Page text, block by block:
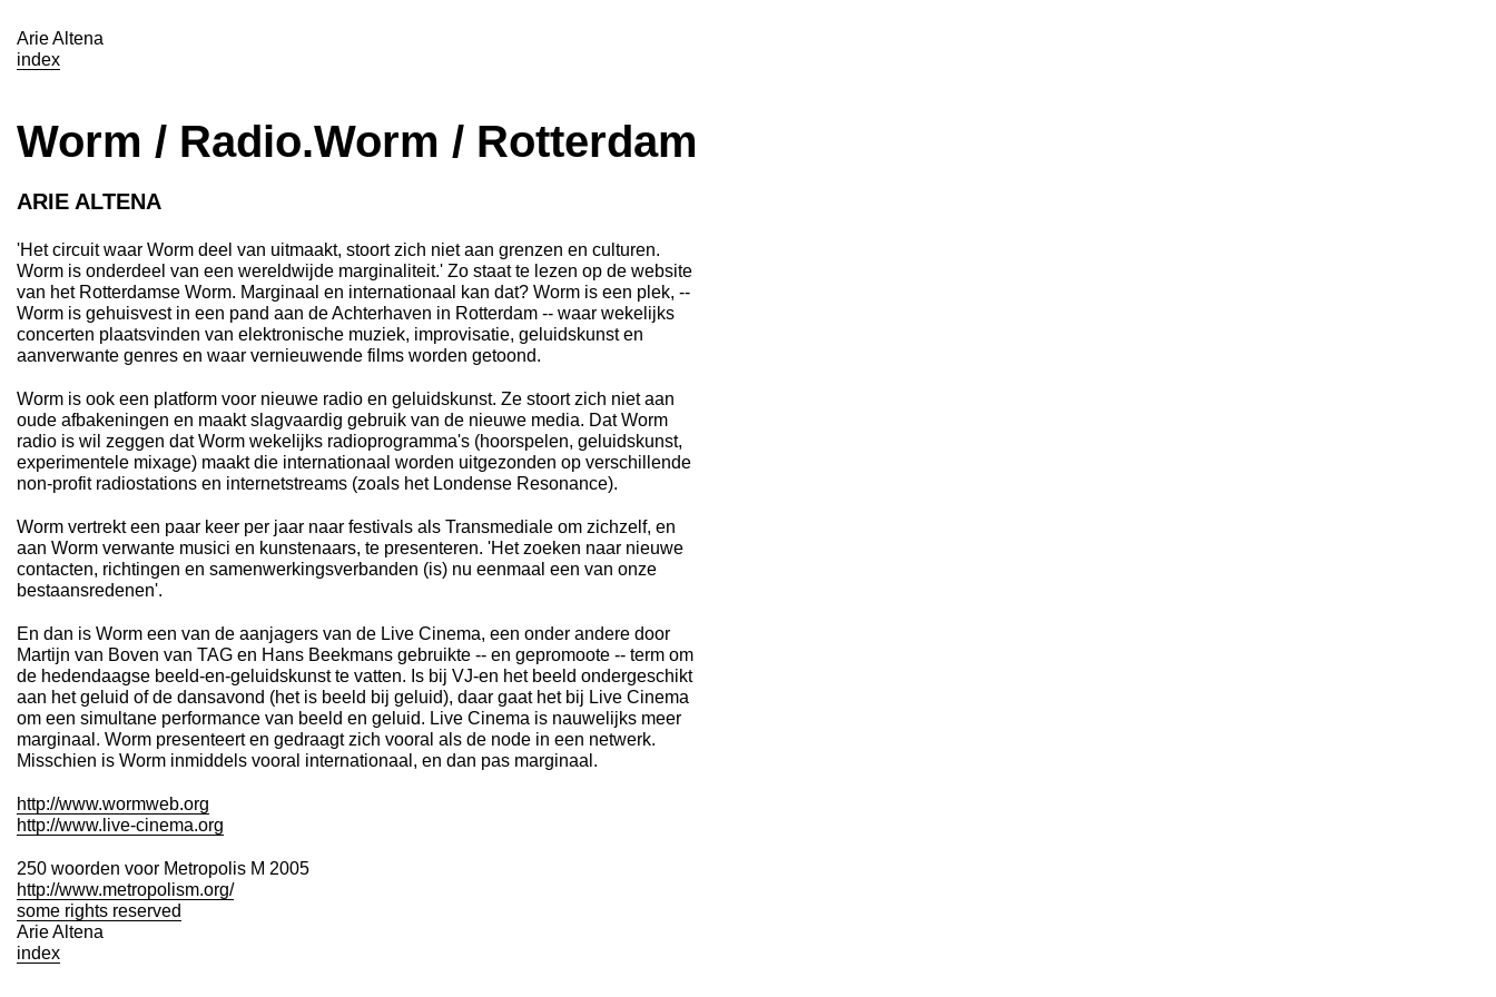
Arie Altena
index
Worm / Radio.Worm / Rotterdam
ARIE ALTENA
'Het circuit waar Worm deel van uitmaakt, stoort zich niet aan grenzen en culturen.
Worm is onderdeel van een wereldwijde marginaliteit.' Zo staat te lezen op de website
van het Rotterdamse Worm. Marginaal en internationaal kan dat? Worm is een plek, --
Worm is gehuisvest in een pand aan de Achterhaven in Rotterdam -- waar wekelijks
concerten plaatsvinden van elektronische muziek, improvisatie, geluidskunst en
aanverwante genres en waar vernieuwende films worden getoond.
Worm is ook een platform voor nieuwe radio en geluidskunst. Ze stoort zich niet aan
oude afbakeningen en maakt slagvaardig gebruik van de nieuwe media. Dat Worm
radio is wil zeggen dat Worm wekelijks radioprogramma's (hoorspelen, geluidskunst,
experimentele mixage) maakt die internationaal worden uitgezonden op verschillende
non-profit radiostations en internetstreams (zoals het Londense Resonance).
Worm vertrekt een paar keer per jaar naar festivals als Transmediale om zichzelf, en
aan Worm verwante musici en kunstenaars, te presenteren. 'Het zoeken naar nieuwe
contacten, richtingen en samenwerkingsverbanden (is) nu eenmaal een van onze
bestaansredenen'.
En dan is Worm een van de aanjagers van de Live Cinema, een onder andere door
Martijn van Boven van TAG en Hans Beekmans gebruikte -- en gepromoote -- term om
de hedendaagse beeld-en-geluidskunst te vatten. Is bij VJ-en het beeld ondergeschikt
aan het geluid of de dansavond (het is beeld bij geluid), daar gaat het bij Live Cinema
om een simultane performance van beeld en geluid. Live Cinema is nauwelijks meer
marginaal. Worm presenteert en gedraagt zich vooral als de node in een netwerk.
Misschien is Worm inmiddels vooral internationaal, en dan pas marginaal.
http://www.wormweb.org
http://www.live-cinema.org
250 woorden voor Metropolis M 2005
http://www.metropolism.org/
some rights reserved
Arie Altena
index